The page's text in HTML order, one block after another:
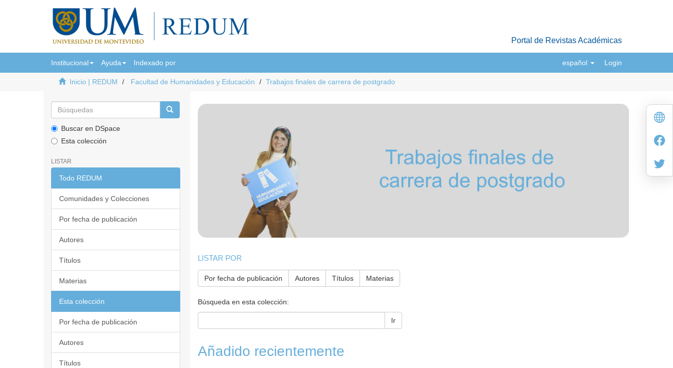
Portal de Revistas Académicas
Institucional Ayuda Indexado por español Login
Inicio | REDUM Facultad de Humanidades y Educación Trabajos finales de carrera de postgrado
Buscar en DSpace
Esta colección
LISTAR
Todo REDUM
Comunidades y Colecciones
Por fecha de publicación
Autores
Títulos
Materias
Esta colección
Por fecha de publicación
Autores
Títulos
LISTAR POR
Por fecha de publicación Autores Títulos Materias
Búsqueda en esta colección:
Ir
Añadido recientemente